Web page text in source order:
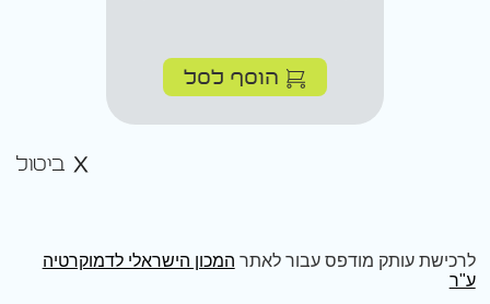
הוסף לסל
ביטול
לרכישת עותק מודפס עבור לאתר המכון הישראלי לדמוקרטיה
ע"ר